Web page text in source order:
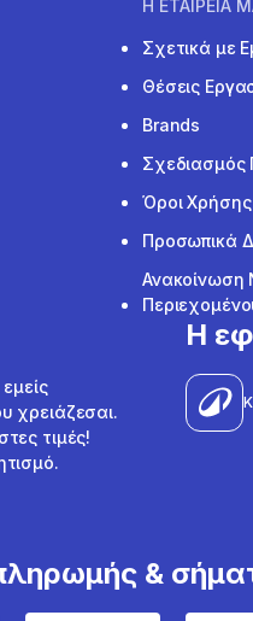
Η ΕΤΑΙΡΕΙΑ
Σχετικά με
Θέσεις
Brands
Σχεδιασμός
Όροι Χρήσης
Προσωπικά
Ανακοίνωση
χρειάζεσαι.
τιμές!
Η
&